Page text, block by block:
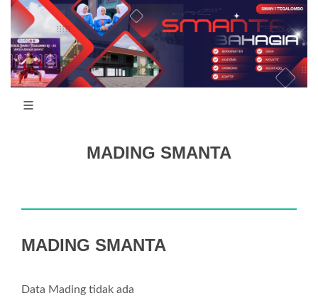
MADING SMANTA
MADING SMANTA
Data Mading tidak ada